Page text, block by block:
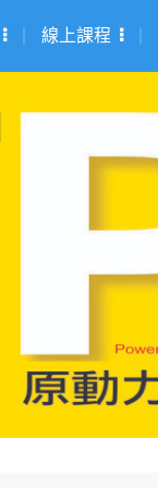
線上課程